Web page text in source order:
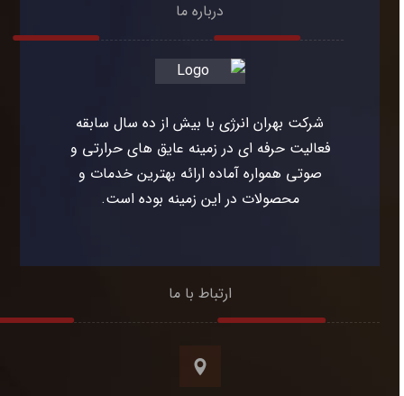
درباره ما
شرکت بهران انرژی با بیش از ده سال سابقه
فعالیت حرفه ای در زمینه عایق های حرارتی و
صوتی همواره آماده ارائه بهترین خدمات و
محصولات در این زمینه بوده است.
ارتباط با ما